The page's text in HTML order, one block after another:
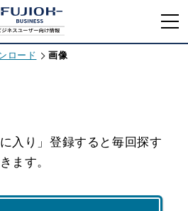
ロード 画像
入り」登録すると毎回探す
ます。